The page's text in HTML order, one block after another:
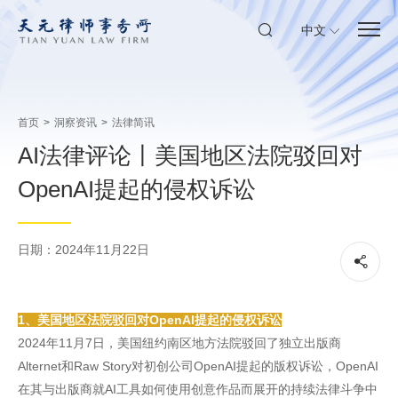
中文
首页 > 洞察资讯 > 法律简讯
AI法律评论丨美国地区法院驳回对
OpenAI提起的侵权诉讼
日期：2024年11月22日
1、美国地区法院驳回对OpenAI提起的侵权诉讼
2024年11月7日，美国纽约南区地方法院驳回了独立出版商
Alternet和Raw Story对初创公司OpenAI提起的版权诉讼，OpenAI
在其与出版商就AI工具如何使用创意作品而展开的持续法律斗争中